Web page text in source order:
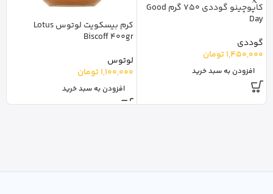
کاپوچینو گوددی 750 گرم Good
Day
گوددی
1,450,000تومان
افزودن به سبد خرید
کرم بیسکویت لوتوس Lotus
Biscoff 400gr
لوتوس
1,100,000تومان
افزودن به سبد خرید